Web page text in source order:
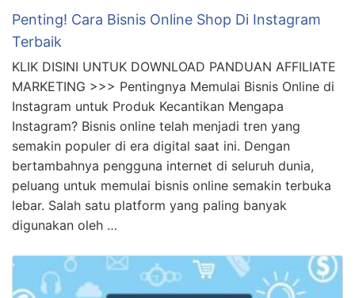
Penting! Cara Bisnis Online Shop Di Instagram
Terbaik
KLIK DISINI UNTUK DOWNLOAD PANDUAN AFFILIATE
MARKETING >>> Pentingnya Memulai Bisnis Online di
Instagram untuk Produk Kecantikan Mengapa
Instagram? Bisnis online telah menjadi tren yang
semakin populer di era digital saat ini. Dengan
bertambahnya pengguna internet di seluruh dunia,
peluang untuk memulai bisnis online semakin terbuka
lebar. Salah satu platform yang paling banyak
digunakan oleh …